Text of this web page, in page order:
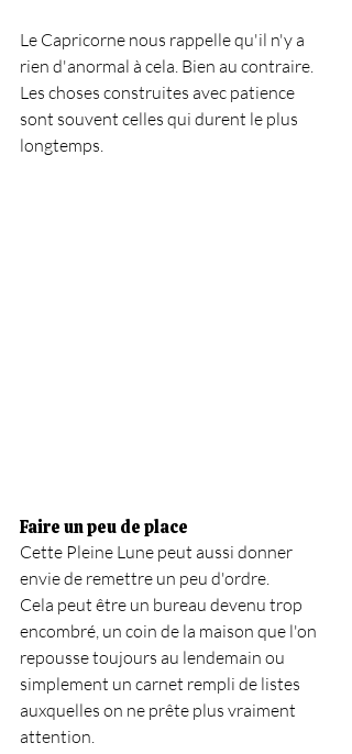
Le Capricorne nous rappelle qu'il n'y a
rien d'anormal à cela. Bien au contraire.
Les choses construites avec patience
sont souvent celles qui durent le plus
longtemps.
Faire un peu de place
Cette Pleine Lune peut aussi donner
envie de remettre un peu d'ordre.
Cela peut être un bureau devenu trop
encombré, un coin de la maison que l'on
repousse toujours au lendemain ou
simplement un carnet rempli de listes
auxquelles on ne prête plus vraiment
attention.